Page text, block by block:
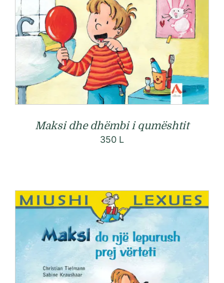
Maksi dhe dhëmbi i qumështit
350 L